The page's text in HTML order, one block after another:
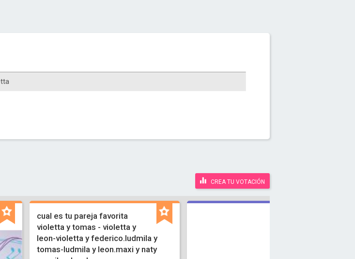
CREA TU VOTACIÓN
cual es tu pareja favorita
violetta y tomas - violetta y
leon-violetta y federico.ludmila y
tomas-ludmila y leon.maxi y naty